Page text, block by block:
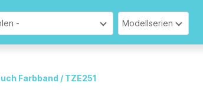
- Modellserien
Farbband / TZE251